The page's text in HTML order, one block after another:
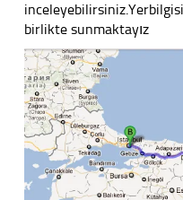
birlikte sunmaktayız